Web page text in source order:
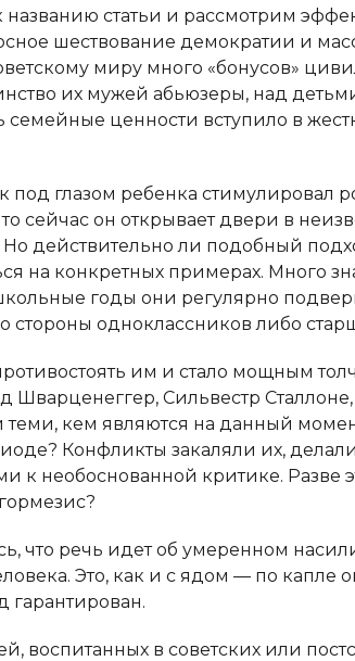
статьи и рассмотрим
шествование демократии и
миру много «бонусов»
их мужей абьюзеры, над
семейные ценности вступило в
под глазом ребенка стимулировал
сейчас он открывает двери в
действительно ли подобный
на конкретных примерах. Много
годы они регулярно
стороны одноклассников либо
им и стало мощным
Шварценеггер, Сильвестр
теми, кем являются на данный
Конфликты закаляли их,
к необоснованной критике. Разве
что речь идет об умеренном
Это, как и с ядом — по капле
гарантирован.
воспитанных в советских или